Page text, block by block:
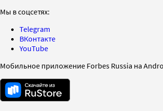
Мы в соцсетях:
Telegram
ВКонтакте
YouTube
Мобильное приложение Forbes Russia на